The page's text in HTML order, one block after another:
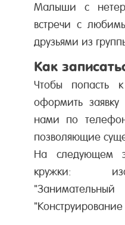
Малыши с
встречи с
друзьями из
Как
Чтобы попасть
оформить
нами по
позволяющие
На следующем
кружки: